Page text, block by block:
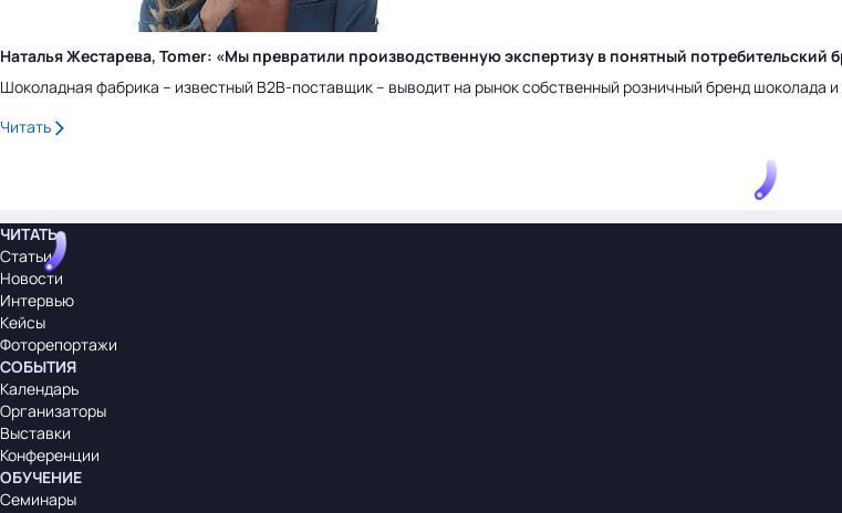
Наталья Жестарева, Tomer: «Мы превратили производственную экспертизу в понятный потребительский
Шоколадная фабрика – известный B2B-поставщик – выводит на рынок собственный розничный бренд шоколада и
Читать
ЧИТАТЬ
Статьи
Новости
Интервью
Кейсы
Фоторепортажи
СОБЫТИЯ
Календарь
Организаторы
Выставки
Конференции
ОБУЧЕНИЕ
Семинары